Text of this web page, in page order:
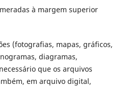
à margem superior
(fotografias, mapas, gráficos,
diagramas,
que os arquivos
em arquivo digital,